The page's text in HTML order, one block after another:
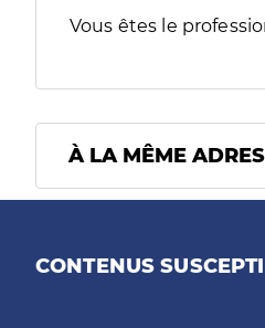
Vous êtes le
À LA MÊME
CONTENUS